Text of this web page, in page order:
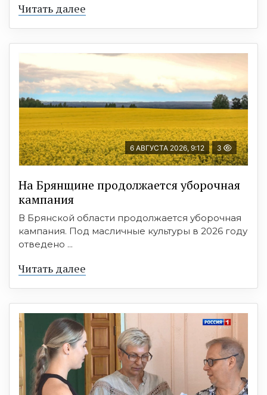
Читать далее
6 АВГУСТА 2026, 9:12 3
На Брянщине продолжается уборочная
кампания
В Брянской области продолжается уборочная
кампания. Под масличные культуры в 2026 году
отведено ...
Читать далее